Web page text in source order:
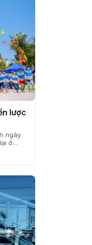
lược
ngày
ở
xây
hàng